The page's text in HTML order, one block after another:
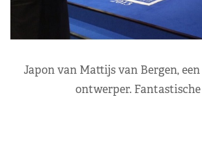
Japon van Mattijs van Bergen,
ontwerper. Fantastische